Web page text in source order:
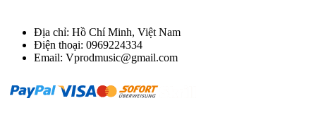
Địa chỉ: Hồ Chí Minh, Việt Nam
Điện thoại: 0969224334
Email: Vprodmusic@gmail.com